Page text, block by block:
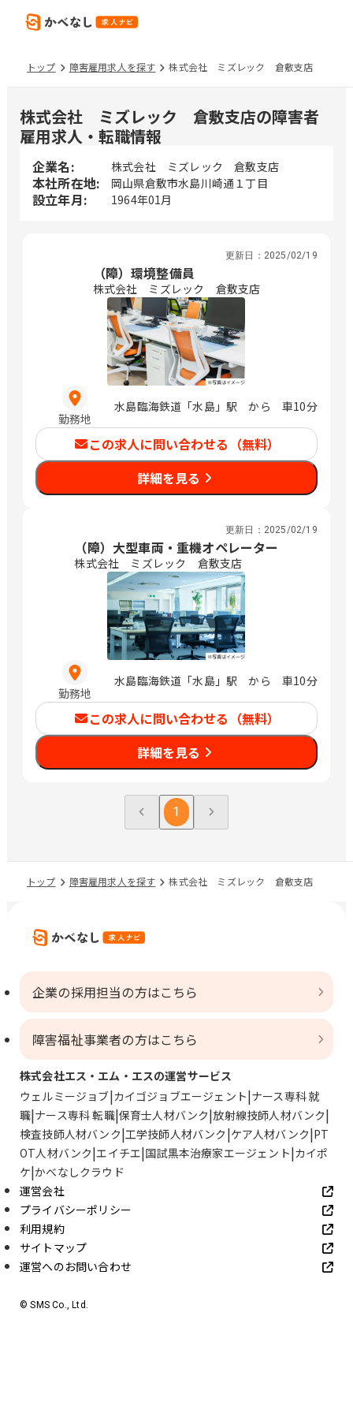
トップ 障害雇用求人を探す 株式会社 ミズレック 倉敷支店
株式会社 ミズレック 倉敷支店の障害者
雇用求人・転職情報
企業名: 株式会社 ミズレック 倉敷支店
本社所在地: 岡山県倉敷市水島川崎通１丁目
設立年月: 1964年01月
更新日： 2025/02/19
（障）環境整備員
株式会社 ミズレック 倉敷支店
勤務地
水島臨海鉄道「水島」駅 から 車10分
この求人に問い合わせる（無料）
詳細を見る
更新日： 2025/02/19
（障）大型車両・重機オペレーター
株式会社 ミズレック 倉敷支店
勤務地
水島臨海鉄道「水島」駅 から 車10分
この求人に問い合わせる（無料）
詳細を見る
1
トップ 障害雇用求人を探す 株式会社 ミズレック 倉敷支店
企業の採用担当の方はこちら
障害福祉事業者の方はこちら
株式会社エス・エム・エスの運営サービス
ウェルミージョブ カイゴジョブエージェント ナース専科 就
職 ナース専科 転職 保育士人材バンク 放射線技師人材バンク
検査技師人材バンク 工学技師人材バンク ケア人材バンク PT
OT人材バンク エイチエ 国試黒本治療家エージェント カイポ
ケ かべなしクラウド
運営会社
プライバシーポリシー
利用規約
サイトマップ
運営へのお問い合わせ
© SMS Co., Ltd.